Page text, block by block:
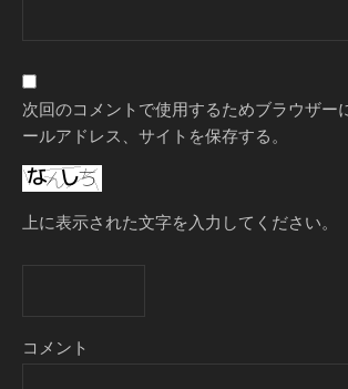
次回のコメントで使用するためブラウザー
ールアドレス、サイトを保存する。
上に表示された文字を入力してください。
コメント